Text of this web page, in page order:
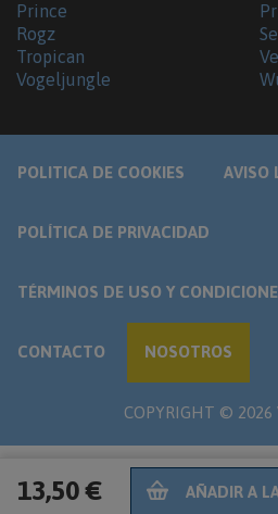
13,50 € AÑADIR A
Prince
Rogz
Tropican
Vogeljungle
POLITICA DE COOKIES AVISO
POLÍTICA DE PRIVACIDAD
TÉRMINOS DE USO Y
CONTACTO NOSOTROS
COPYRIGHT © 2026